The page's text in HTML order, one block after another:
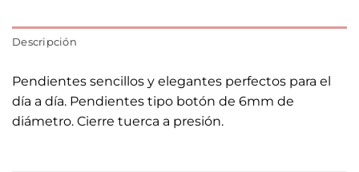
Descripción
Pendientes sencillos y elegantes perfectos para el
día a día. Pendientes tipo botón de 6mm de
diámetro. Cierre tuerca a presión.